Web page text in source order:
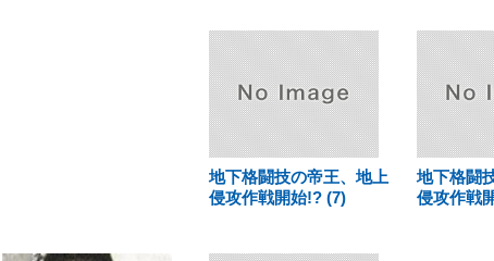
地下格闘技の帝王、地上
侵攻作戦開始!? (7)
地下格闘
侵攻作戦